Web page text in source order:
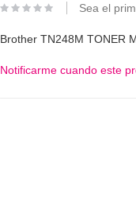
Sea el
Brother TN248M TONER
Notificarme cuando este